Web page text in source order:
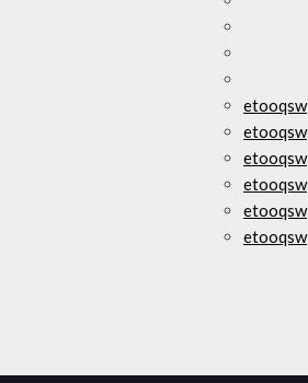
etooqsw
etooqsw
etooqsw
etooqsw
etooqsw
etooqsw